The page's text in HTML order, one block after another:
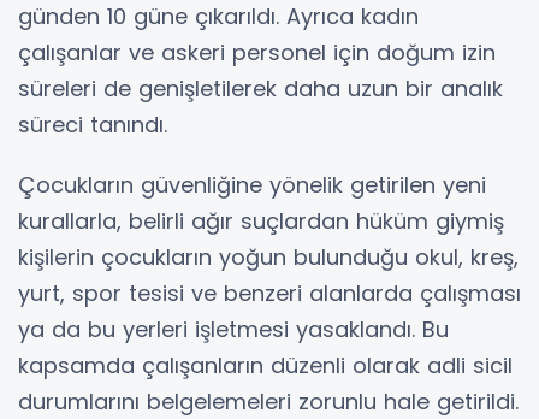
günden 10 güne çıkarıldı. Ayrıca kadın
çalışanlar ve askeri personel için doğum izin
süreleri de genişletilerek daha uzun bir analık
süreci tanındı.
Çocukların güvenliğine yönelik getirilen yeni
kurallarla, belirli ağır suçlardan hüküm giymiş
kişilerin çocukların yoğun bulunduğu okul, kreş,
yurt, spor tesisi ve benzeri alanlarda çalışması
ya da bu yerleri işletmesi yasaklandı. Bu
kapsamda çalışanların düzenli olarak adli sicil
durumlarını belgelemeleri zorunlu hale getirildi.